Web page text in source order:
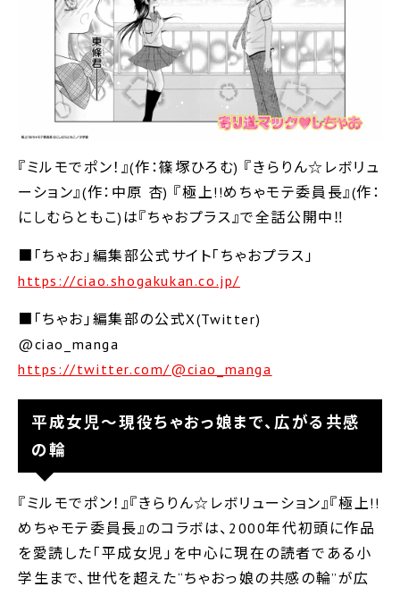
『ミルモでポン！』(作：篠塚ひろむ) 『きらりん☆レボリュ
ーション』(作：中原 杏) 『極上!!めちゃモテ委員長』(作：
にしむらともこ)は『ちゃおプラス』で全話公開中‼
■｢ちゃお｣編集部公式サイト｢ちゃおプラス｣
https://ciao.shogakukan.co.jp/
■｢ちゃお｣編集部の公式X(Twitter)
@ciao_manga
https://twitter.com/@ciao_manga
平成女児～現役ちゃおっ娘まで、広がる共感
の輪
『ミルモでポン！』『きらりん☆レボリューション』『極上!!
めちゃモテ委員長』のコラボは、2000年代初頭に作品
を愛読した｢平成女児｣を中心に現在の読者である小
学生まで、世代を超えた“ちゃおっ娘の共感の輪”が広